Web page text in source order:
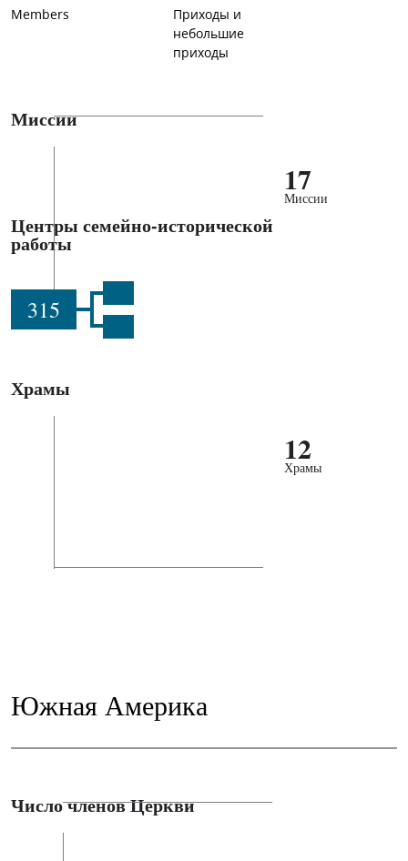
Members
Приходы и
небольшие
приходы
Миссии
17
Миссии
Центры семейно-исторической
работы
315
Храмы
12
Храмы
Южная Америка
Число членов Церкви